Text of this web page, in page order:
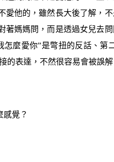
他的，雖然長大後了解，
媽媽問，而是透過女兒去
麼愛你”是彆扭的反話、第
的表達，不然很容易會被誤解
覺？